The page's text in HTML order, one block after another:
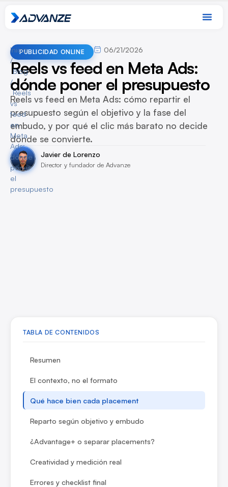
PUBLICIDAD ONLINE 06/21/2026
Reels vs feed en Meta Ads:
dónde poner el presupuesto
Reels vs feed en Meta Ads: cómo repartir el
presupuesto según el objetivo y la fase del
embudo, y por qué el clic más barato no decide
dónde se convierte.
Javier de Lorenzo
Director y fundador de Advanze
Inicio
/
Blog
/
Reels
vs
feed
en
Meta
Ads:
dónde
poner
el
presupuesto
TABLA DE CONTENIDOS
Resumen
El contexto, no el formato
Qué hace bien cada placement
Reparto según objetivo y embudo
¿Advantage+ o separar placements?
Creatividad y medición real
Errores y checklist final